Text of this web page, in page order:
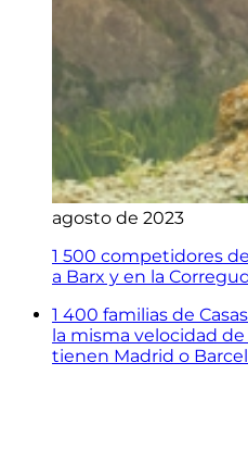
agosto de 2023
1 500 competidores
a Barx y en la
1 400 familias de
la misma velocidad
tienen Madrid o